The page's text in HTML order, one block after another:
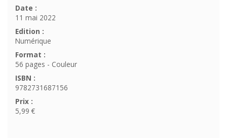
Date :
11 mai 2022
Edition :
Numérique
Format :
56 pages - Couleur
ISBN :
9782731687156
Prix :
5,99 €